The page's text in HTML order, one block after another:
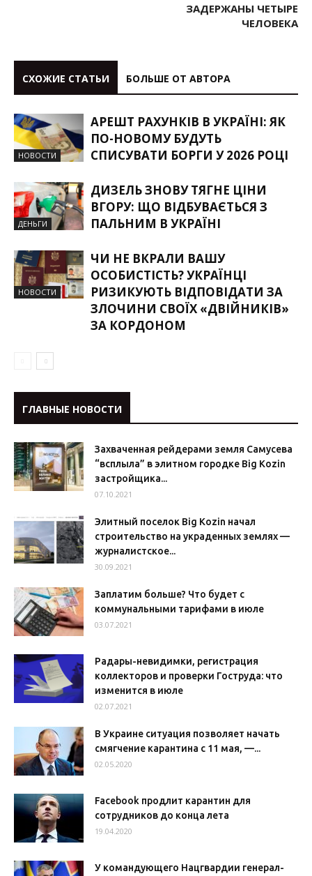
ЗАДЕРЖАНЫ ЧЕТЫРЕ
ЧЕЛОВЕКА
СХОЖИЕ СТАТЬИ БОЛЬШЕ ОТ АВТОРА
НОВОСТИ
АРЕШТ РАХУНКІВ В УКРАЇНІ: ЯК
ПО-НОВОМУ БУДУТЬ
СПИСУВАТИ БОРГИ У 2026 РОЦІ
ДЕНЬГИ
ДИЗЕЛЬ ЗНОВУ ТЯГНЕ ЦІНИ
ВГОРУ: ЩО ВІДБУВАЄТЬСЯ З
ПАЛЬНИМ В УКРАЇНІ
НОВОСТИ
ЧИ НЕ ВКРАЛИ ВАШУ
ОСОБИСТІСТЬ? УКРАЇНЦІ
РИЗИКУЮТЬ ВІДПОВІДАТИ ЗА
ЗЛОЧИНИ СВОЇХ «ДВІЙНИКІВ»
ЗА КОРДОНОМ
ГЛАВНЫЕ НОВОСТИ
Захваченная рейдерами земля Самусева
“всплыла” в элитном городке Big Kozin
застройщика...
07.10.2021
Элитный поселок Big Kozin начал
строительство на украденных землях —
журналистское...
30.09.2021
Заплатим больше? Что будет с
коммунальными тарифами в июле
03.07.2021
Радары-невидимки, регистрация
коллекторов и проверки Гоструда: что
изменится в июле
02.07.2021
В Украине ситуация позволяет начать
смягчение карантина с 11 мая, —...
02.05.2020
Facebook продлит карантин для
сотрудников до конца лета
19.04.2020
У командующего Нацгвардии генерал-